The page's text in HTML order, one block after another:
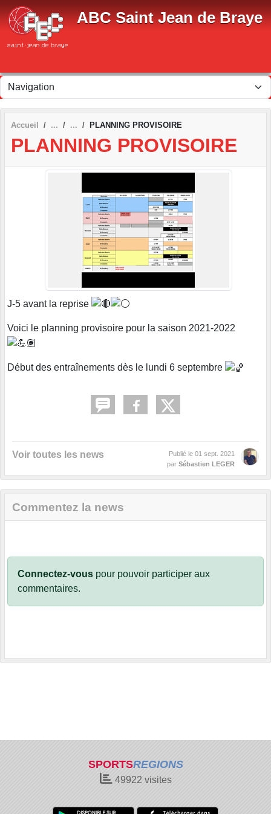
ABC Saint Jean de Braye
Accueil PLANNING PROVISOIRE
PLANNING PROVISOIRE
J-5 avant la reprise
Voici le planning provisoire pour la saison 2021-2022
Début des entraînements dès le lundi 6 septembre
Voir toutes les news Publié le 01 sept. 2021
par Sébastien LEGER
Commentez la news
Connectez-vous pour pouvoir participer aux
commentaires.
SPORTSREGIONS
49922 visites
Panneau de gestion des cookies